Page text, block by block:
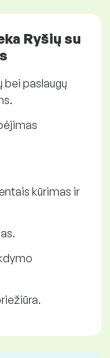
Ryšių su
paslaugų
kūrimas ir